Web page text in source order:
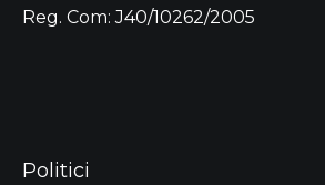
Reg. Com: J40/10262/2005
Politici